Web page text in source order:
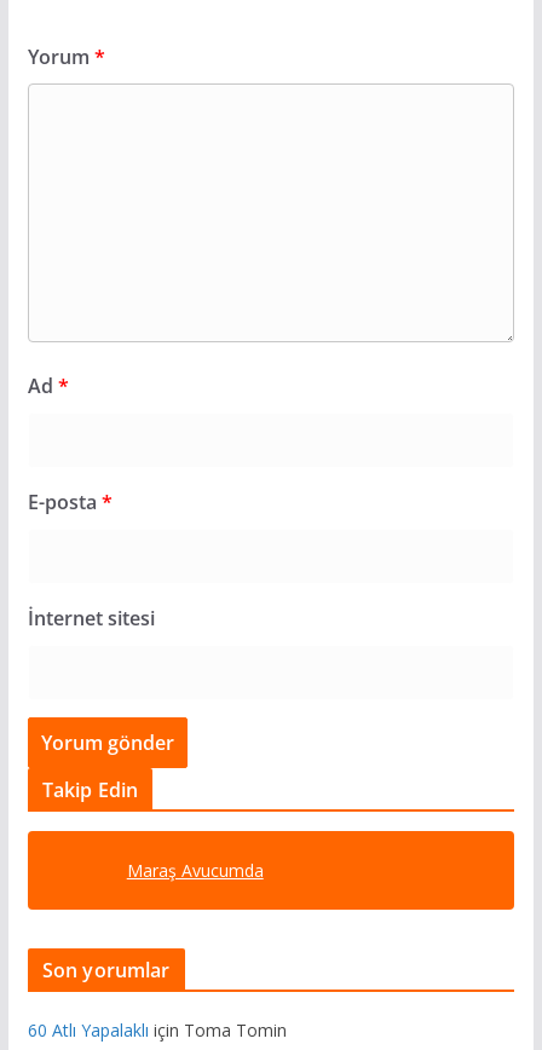
Yorum *
Ad *
E-posta *
İnternet sitesi
Takip Edin
Maraş Avucumda
Son yorumlar
60 Atlı Yapalaklı için Toma Tomin